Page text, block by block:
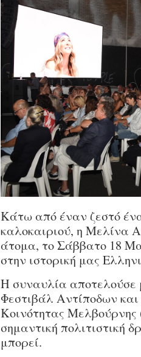
Kάτω από έναν ζεστό
καλοκαιριού, η Μελίνα
άτομα, το Σάββατο 18
στην ιστορική μας
Η συναυλία αποτελούσε
Φεστιβάλ Αντίποδων και
Κοινότητας
σημαντική πολιτιστική
μπορεί.